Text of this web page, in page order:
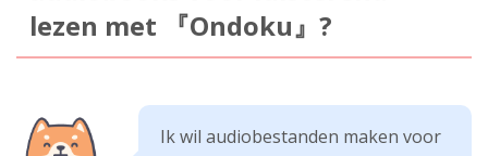
lezen met 『Ondoku』?
Ik wil audiobestanden maken voor